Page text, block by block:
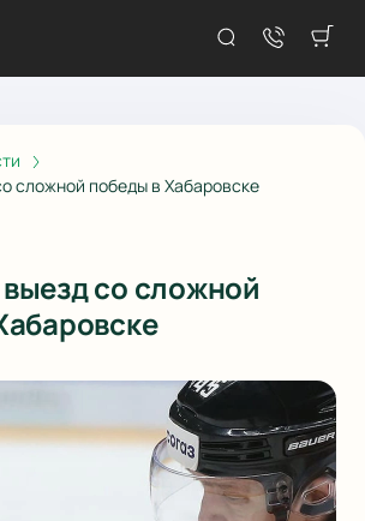
сложной победы в Хабаровске
со сложной